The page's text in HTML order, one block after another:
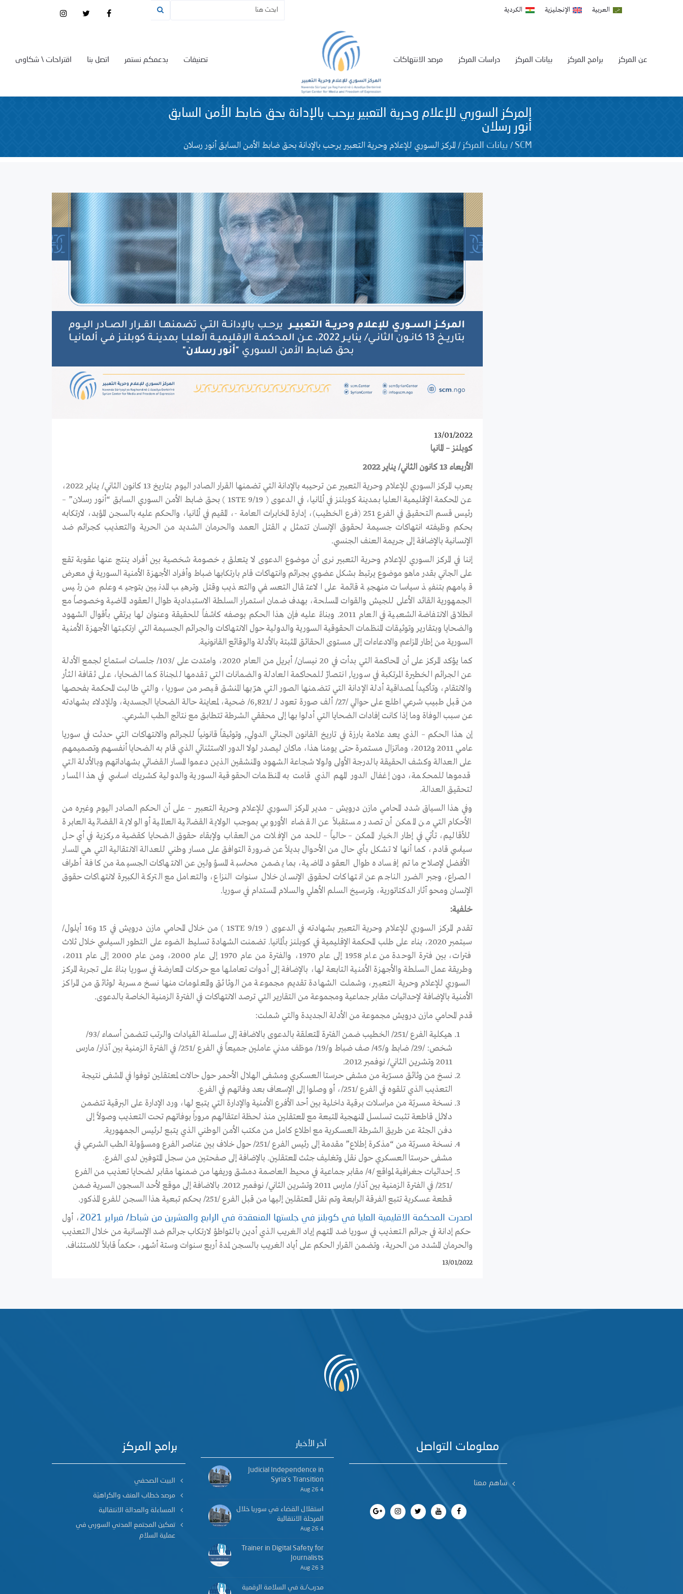
العربية الإنجليزية الكردية
اقتراحات \ شكاوى اتصل بنا بدعمكم نستمر تصنيفات مرصد الانتهاكات دراسات المركز بيانات المركز برامج المركز عن المركز
المركز السوري للإعلام وحرية التعبير يرحب بالإدانة بحق ضابط الأمن السابق
أنور رسلان
SCM
/ بيانات المركز / المركز السوري للإعلام وحرية التعبير يرحب بالإدانة بحق ضابط الأمن السابق أنور رسلان
13/01/2022
كوبلنز – المانيا
الأربعاء 13 كانون الثاني/ يناير 2022
يعرب المركز السوري للإعلام وحرية التعبير عن ترحيبه بالإدانة التي تضمنها القرار الصادر اليوم بتاريخ 13 كانون الثاني/ يناير 2022،
عن المحكمة الإقليمية العليا بمدينة كوبلنز في ألمانيا، في الدعوى ( 1STE 9/19 ) بحق ضابط الأمن السوري السابق “أنور رسلان” –
رئيس قسم التحقيق في الفرع 251 (فرع الخطيب)، إدارة المخابرات العامة -، المقيم في ألمانيا،
والحكم عليه بالسجن المؤبد، لارتكابه
بحكم وظيفته انتهاكات جسيمة لحقوق الإنسان تتمثل بــِ القتل العمد والحرمان الشديد من الحرية والتعذيب كجرائم ضد
الإنسانية بالإضافة إلى جريمة العنف الجنسي.
إننا في المركز السوري للإعلام وحرية التعبير نرى أن موضوع الدعوى لا يتعلق بـ خصومة شخصية بين أفراد ينتج عنها عقوبة تقع
على الجاني بقدر ماهو موضوع يرتبط بشكل عضوي بجرائم وانتهاكات قام بارتكابها ضباط وأفراد الأجهزة الأمنية السورية في معرض
قيامهم بتنفيذ سياسات منهجية قائمة على الاعتقال التعسفي والتعذيب وقتل وترهيب المدنيين بتوجيه وعلم من رئيس
الجمهورية القائد الأعلى للجيش والقوات المسلحة، بهدف ضمان استمرار السلطة الاستبدادية طوال العقود الماضية وخصوصاً مع
انطلاق الانتفاضة الشعبية في العام 2011. وبناءً عليه فإن هذا الحكم بوصفه كاشفاً للحقيقة وعنوان لها يرتقي بأقوال الشهود
والضحايا وبتقارير وتوثيقات المنظمات الحقوقية السورية والدولية حول الانتهاكات والجرائم الجسيمة التي ارتكبتها الأجهزة الأمنية
السورية من إطار المزاعم والادعاءات إلى مستوى الحقائق المثبتة بالأدلة والوقائع القانونية.
كما يؤكد المركز على أن المحاكمة التي بدأت في 20 نيسان/ أبريل من العام 2020، وامتدت على /103/ جلسات استماع لجمع الأدلة
عن الجرائم الخطيرة المرتكبة في سوريا, انتصارٌ للمحاكمة العادلة والضمانات التي تقدمها للجناة كما الضحايا، على ثقافة الثأر
والانتقام، وتأكيداً لمصداقية أدلة الإدانة التي تتضمنها الصور التي هرّبها المنشق قيصر من سوريا، والتي طالبت المحكمة بفحصها
من قبل طبيب شرعي اطلع على حوالي /27/ ألف صورة تعود لـ /6,821/ ضحية، لمعاينة حالة الضحايا الجسدية، وللإدلاء بشهادته
عن سبب الوفاة وما إذا كانت إفادات الضحايا التي أدلوا بها إلى محققي الشرطة تتطابق مع نتائج الطب الشرعي.
إن هذا الحكم – الذي يعد علامة بارزة في تاريخ القانون الجنائي الدولي, وتوثيقاً قانونياً للجرائم والانتهاكات التي حدثت في سوريا
عامي 2011 و2012، وماتزال مستمرة حتى يومنا هذا، ماكان ليصدر لولا الدور الاستثنائي الذي قام به الضحايا أنفسهم وتصميمهم
على العدالة وكشف الحقيقة بالدرجة الأولى ولولا شجاعة الشهود والمنشقين الذين دعموا المسار القضائي بشهاداتهم وبالأدلة التي
قدموها للمحكمة، دون إغفال الدور المهم الذي قامت به المنظمات الحقوقية السورية والدولية كشريك اساسي في هذا المسار
لتحقيق العدالة.
وفي هذا السياق شدد المحامي مازن درويش – مدير المركز السوري للإعلام وحرية التعبير – على أن الحكم الصادر اليوم وغيره من
الأحكام التي من الممكن أن تصدر مستقبلاً عن القضاء الأوروبي بموجب الولاية القضائية العالمية أو الولاية القضائية العابرة
للأقاليم، تأتي في إطار الخيار الممكن – حالياً – للحد من الإفلات من العقاب ولإبقاء حقوق الضحايا كقضية مركزية في أي حل
سياسي قادم، كما أنها لا تشكل بأي حال من الأحوال بديلاً عن ضرورة التوافق على مسار وطني للعدالة الانتقالية التي هي المسار
الأفضل لإصلاح ما تم إفساده طوال العقود الماضية، بما يضمن محاسبة المسؤولين عن الانتهاكات الجسيمة من كافة أطراف
الصراع، وجبر الضرر الناجم عن انتهاكات لحقوق الإنسان خلال سنوات النزاع، والتعامل مع التركة الكبيرة لانتهاكات حقوق
الإنسان ومحو آثار الدكتاتورية، وترسيخ السلم الأهلي والسلام المستدام في سوريا.
خلفية:
تقدم المركز السوري للإعلام وحرية التعبير بشهادته في الدعوى ( 1STE 9/19 ) من خلال المحامي مازن درويش في 15 و16 أيلول/
سبتمبر 2020، بناء على طلب المحكمة الإقليمية في كوبلنز بألمانيا. تضمنت الشهادة تسليط الضوء على التطور السياسي خلال ثلاث
فترات، بين فترة الوحدة من عام 1958 إلى عام 1970، والفترة من عام 1970 إلى عام 2000، ومن عام 2000 إلى عام 2011،
وطريقة عمل السلطة والأجهزة الأمنية التابعة لها، بالإضافة إلى أدوات تعاملها مع حركات المعارضة في سوريا بناءً على تجربة المركز
السوري للإعلام وحرية التعبير، وشملت الشهادة تقديم مجموعة من الوثائق والمعلومات منها نسخ مسربة لوثائق من المراكز
الأمنية بالإضافة لإحداثيات مقابر جماعية ومجموعة من التقارير التي ترصد الانتهاكات في الفترة الزمنية الخاصة بالدعوى.
قدم المحامي مازن درويش مجموعة من الأدلة الجديدة والتي شملت:
هيكلية الفرع /251/ الخطيب ضمن الفترة المتعلقة بالدعوى بالاضافة إلى سلسلة القيادات والرتب تتضمن أسماء /93/
شخص: /29/ ضابط و/45/ صف ضباط و/19/ موظف مدني عاملين جميعاً في الفرع /251/ في الفترة الزمنية بين آذار/ مارس
2011 وتشرين الثاني/ نوفمبر 2012.
نسخ من وثائق مسرّبة من مشفى حرستا العسكري ومشفى الهلال الأحمر حول حالات لمعتقلين توفوا في المشفى نتيجة
التعذيب الذي تلقوه في الفرع /251/، أو وصلوا إلى الإسعاف بعد وفاتهم في الفرع.
نسخة مسربّة من مراسلات برقية داخلية بين أحد الأفرع الأمنية والإدارة التي يتبع لها، ورد الإدارة على البرقية تتضمن
دلائل قاطعة تثبت تسلسل المنهجية المتبعة مع المعتقلين منذ لحظة اعتقالهم مروراً بوفاتهم تحت التعذيب وصولاً إلى
دفن الجثة عن طريق الشرطة العسكرية مع اطلاع كامل من مكتب الأمن الوطني الذي يتبع لرئيس الجمهورية.
نسخة مسربّة من “مذكرة إطلاع” مقدمة إلى رئيس الفرع /251/ حول خلاف بين عناصر الفرع ومسؤولة الطب الشرعي في
مشفى حرستا العسكري حول نقل وتغليف جثث المعتقلين. بالإضافة إلى صفحتين من سجل المتوفين لدى الفرع.
إحداثيات جغرافية لمواقع /4/ مقابر جماعية في محيط العاصمة دمشق وريفها من ضمنها مقابر لضحايا تعذيب من الفرع
/251/ في الفترة الزمنية بين آذار/ مارس 2011 وتشرين الثاني/ نوفمبر 2012. بالاضافة إلى موقع لأحد السجون السرية ضمن
قطعة عسكرية تتبع الفرقة الرابعة وتم نقل المعتقلين إليها من قبل الفرع /251/ بحكم تبعية هذا السجن للفرع المذكور.
اصدرت المحكمة الاقليمية العليا في كوبلنز في جلستها المنعقدة في الرابع والعشرين من شباط/ فبراير 2021
، أول
حكم إدانة في جرائم التعذيب في سوريا ضد المتهم إياد الغريب الذي أدين بالتواطؤ لارتكاب جرائم ضد الإنسانية من خلال التعذيب
والحرمان المشدد من الحرية، وتضمن القرار الحكم على أياد الغريب بالسجن لمدة أربع سنوات وستة أشهر، حكماً قابلاً للاستئناف.
13/01/2022
برامج المركز
البيت الصحفي
مرصد خطاب العنف والكراهيّة
المساءلة والعدالة الانتقالية
تمكين المجتمع المدني السوري في
عملية السلام
آخر الأخبار
Judicial Independence in
Syria’s Transition
4 Aug 26
استقلال القضاء في سوريا خلال
المرحلة الانتقالية
4 Aug 26
Trainer in Digital Safety for
Journalists
3 Aug 26
مدرب/ـة في السلامة الرقمية
معلومات التواصل
ساهم معنا